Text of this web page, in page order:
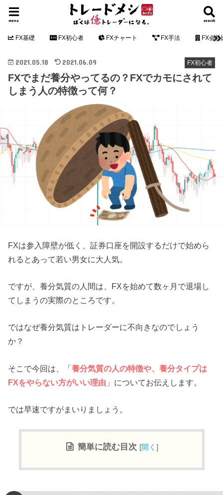
search
menu
FX基礎 FX初心者 FXチャート FX手法 FX会社
FX初心者
2021.05.18 2021.06.09
FXでまだ養分やってるの？FXでカモにされて
しまう人の特徴って何？
FXは参入障壁が低く、証券口座を開設するだけで始めら
れるとあって若い男女に大人気。
ですが、養分気質の人間は、FXを始めて数ヶ月で退場し
てしまうの実際のところです。
ではなぜ養分気質はトレーダーに不向きなのでしょう
か？
そこで今回は、「養分気質の人の特徴や、養分タイプは
FXをやらない方がいい理由 」についてお伝えします。
では早速ですがまいりましょう。
簡単に読む目次 [開く ]